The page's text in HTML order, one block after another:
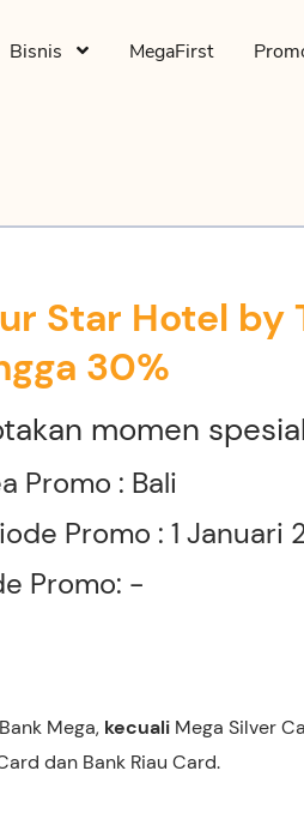
Bisnis MegaFirst
Star Hotel by
30%
momen spesial
Promo : Bali
Promo : 1
Promo: -
Mega, kecuali Mega Silver
dan Bank Riau Card.